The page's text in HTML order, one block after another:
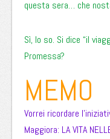
questa sera… che
Sì, lo so. Si dice “il
Promessa?
MEMO
Vorrei ricordare
Maggiora: LA VITA